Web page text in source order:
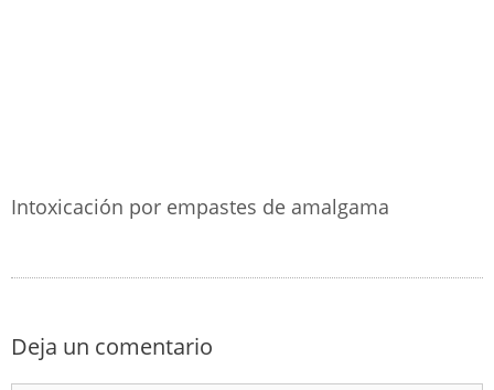
Intoxicación por empastes de amalgama
Deja un comentario